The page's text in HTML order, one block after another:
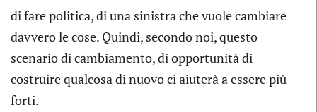
di fare politica, di una sinistra che vuole cambiare
davvero le cose. Quindi, secondo noi, questo
scenario di cambiamento, di opportunità di
costruire qualcosa di nuovo ci aiuterà a essere più
forti.